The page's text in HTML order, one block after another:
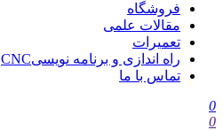
فروشگاه
مقالات علمی
تعمیرات
راه اندازی و برنامه نویسیCNC
تماس با ما
0
0